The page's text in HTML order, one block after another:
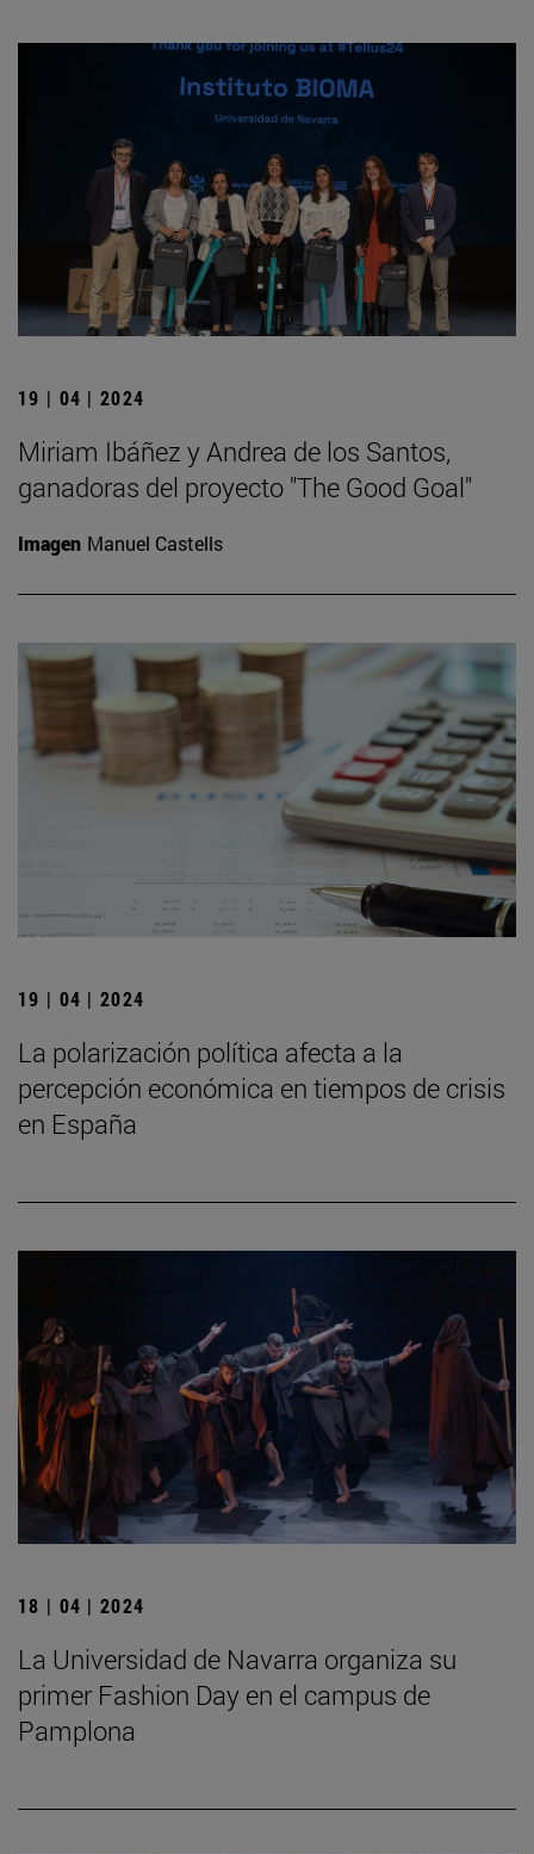
19 | 04 | 2024
Miriam Ibáñez y Andrea de los Santos,
ganadoras del proyecto "The Good Goal"
Imagen Manuel Castells
19 | 04 | 2024
La polarización política afecta a la
percepción económica en tiempos de crisis
en España
18 | 04 | 2024
La Universidad de Navarra organiza su
primer Fashion Day en el campus de
Pamplona